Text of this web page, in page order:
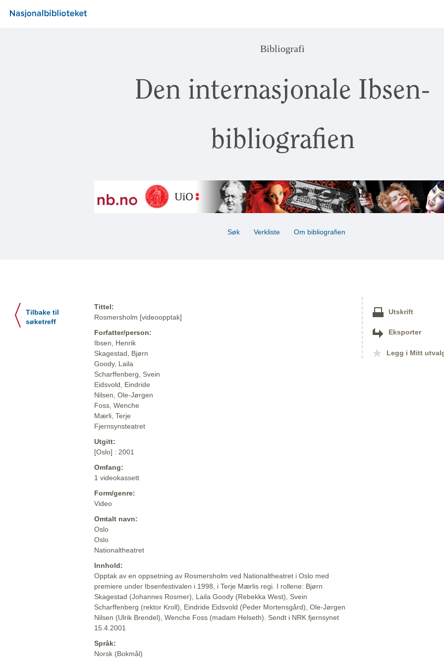
Bibliografi
Den internasjonale Ibsen-
bibliografien
Søk Verkliste Om bibliografien
Tilbake til
søketreff
Tittel:
Rosmersholm [videoopptak]
Forfatter/person:
Ibsen, Henrik
Skagestad, Bjørn
Goody, Laila
Scharffenberg, Svein
Eidsvold, Eindride
Nilsen, Ole-Jørgen
Foss, Wenche
Mærli, Terje
Fjernsynsteatret
Utgitt:
[Oslo] : 2001
Omfang:
1 videokassett
Form/genre:
Video
Omtalt navn:
Oslo
Oslo
Nationaltheatret
Innhold:
Opptak av en oppsetning av Rosmersholm ved Nationaltheatret i Oslo med
premiere under Ibsenfestivalen i 1998, i Terje Mærlis regi. I rollene: Bjørn
Skagestad (Johannes Rosmer), Laila Goody (Rebekka West), Svein
Scharffenberg (rektor Kroll), Eindride Eidsvold (Peder Mortensgård), Ole-Jørgen
Nilsen (Ulrik Brendel), Wenche Foss (madam Helseth). Sendt i NRK fjernsynet
15.4.2001
Språk:
Norsk (Bokmål)
Utskrift
Eksporter
Legg i Mitt